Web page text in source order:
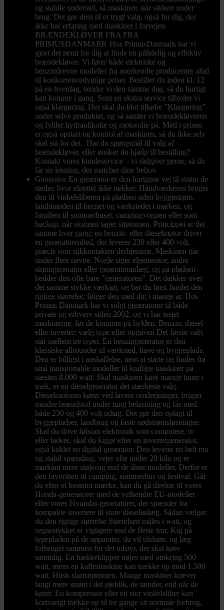
og stabile understel, så maskinen står sikkert under
brug. Det gør dem til et trygt valg, også for dig, der
ikke har erfaring med maskiner i forvejen.
BRÆNDEKLØVER FRA FRA
PRIMUSDANMARK Hos PrimusDanmark har vi
gjort det nemt for dig at finde en pålidelig og effektiv
brændekløver. Vi fører både elektriske og
benzindrevne modeller fra anerkendte producenter altid
til konkurrencedygtige priser. Bestiller du inden kl. 12
på en hverdag, sender vi den samme dag, så du hurtigt
kan komme i gang. Som en ekstra service tilbyder vi
også klargøring. Her skal du blot tilkøbe ”Klargøring”
under selve produktet, og så samler vi brændekløveren
og fylder hydraulikolie og motorolie på. Med i prisen
er også opstart og kontrol af maskinen, så du ikke selv
skal stå for det. Har du spørgsmål til valg af
brændekløver, eller ønsker du hjælp til bestilling?
Kontakt vores kundeservice – vi rådgiver gerne, så du
får en løsning, der matcher dine behov.
Generator En generator er den hurtigste vej til strøm de
steder, hvor elnettet ikke rækker. Håndværkeren bruger
den til vinkelsliberen på pladsen uden byggestrøm,
landmanden til hegnet og værkstedet i marken, og
familien til sommerhuset, campingvognen eller som
backup, når stormen tager strømmen. Princippet er det
samme hver gang: en benzin- eller dieselmotor driver
en generatorenhed, der leverer 230 eller 400 volt,
præcis som stikkontakten derhjemme. Maskinen går
under flere navne. Nogle siger elgenerator, andre
strømgenerator eller generatoranlæg, og på pladsen
hedder den ofte bare "generatoren". Det dækker over
det samme stykke værktøj, og har du først fundet den
rigtige størrelse, følger den med dig i mange år. Hos
Primus Danmark har vi solgt generatorer til både
private og erhverv siden 2002, og vi har testet
maskinerne, før de kommer på hylden. Benzin, diesel
eller inverter: vælg type efter opgaven Det første valg
står mellem tre typer. En benzingenerator er den
klassiske allrounder til værksted, have og byggeplads.
Den er billigst i anskaffelse, nem at starte og findes fra
små transportable modeller til kraftige maskiner på
næsten 8.000 watt. Skal maskinen køre mange timer i
træk, er en dieselgenerator det stærkeste valg.
Dieselmotoren kører ved lavere omdrejninger, bruger
mindre brændstof under tung belastning og fås med
både 230 og 400 volt udtag. Det gør den oplagt til
byggepladser, landbrug og faste nødstrømsløsninger.
Skal du drive følsom elektronik som computere, tv
eller ladere, skal du kigge efter en invertergenerator,
også kaldet en digital generator. Den leverer en helt ren
og stabil spænding, vejer ofte under 20 kilo og er
markant mere støjsvag end de åbne modeller. Derfor er
den favoritten til camping, sommerhus og festival. Går
du efter et bestemt mærke, kan du gå direkte til vores
Honda-generatorer med de velkendte EU-modeller
eller vores Hyundai-generatorer, der spænder fra
kompakte invertere til store dieselanlæg. Sådan vælger
du den rigtige størrelse Størrelsen måles i watt, og
regnestykket er vigtigere end de fleste tror. Kig på
typepladen på de apparater, du vil tilslutte, og læg
forbruget sammen for det udstyr, der skal køre
samtidig. En hækkeklipper nøjes med omkring 500
watt, mens en kaffemaskine kan trække op mod 1.500
watt. Husk startstrømmen. Mange maskiner kræver
langt mere strøm i det øjeblik, de tænder, end når de
kører. En kompressor eller en stor vinkelsliber kan
kortvarigt trække op til tre gange sit normale forbrug,